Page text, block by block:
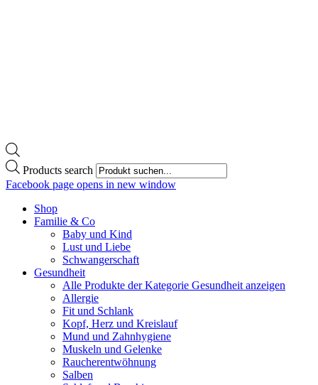
Products search
Facebook page opens in new window
Shop
Familie & Co
Baby und Kind
Lust und Liebe
Schwangerschaft
Gesundheit
Alle Produkte der Kategorie Gesundheit anzeigen
Allergie
Fit und Schlank
Kopf, Herz und Kreislauf
Mund und Zahnhygiene
Muskeln und Gelenke
Raucherentwöhnung
Salben